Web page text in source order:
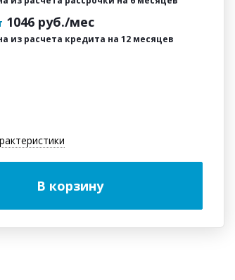
1046 руб./мес
из расчета кредита на 12 месяцев
В корзину